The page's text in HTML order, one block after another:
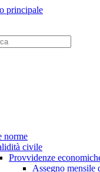
principale
norme
civile
Provvidenze
Assegno mensile